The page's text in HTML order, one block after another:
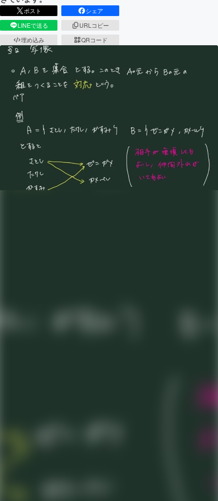
ポスト
シェア
LINEで送る
URLコピー
埋め込み
QRコード